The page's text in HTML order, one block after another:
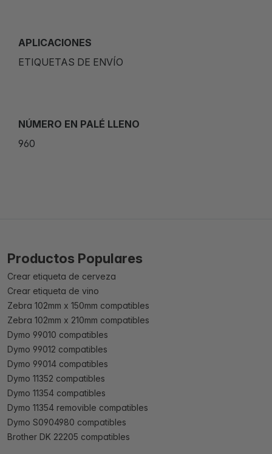
APLICACIONES
ETIQUETAS DE ENVÍO
NÚMERO EN PALÉ LLENO
960
Productos Populares
Crear etiqueta de cerveza
Crear etiqueta de vino
Zebra 102mm x 150mm compatibles
Zebra 102mm x 210mm compatibles
Dymo 99010 compatibles
Dymo 99012 compatibles
Dymo 99014 compatibles
Dymo 11352 compatibles
Dymo 11354 compatibles
Dymo 11354 removible compatibles
Dymo S0904980 compatibles
Brother DK 22205 compatibles